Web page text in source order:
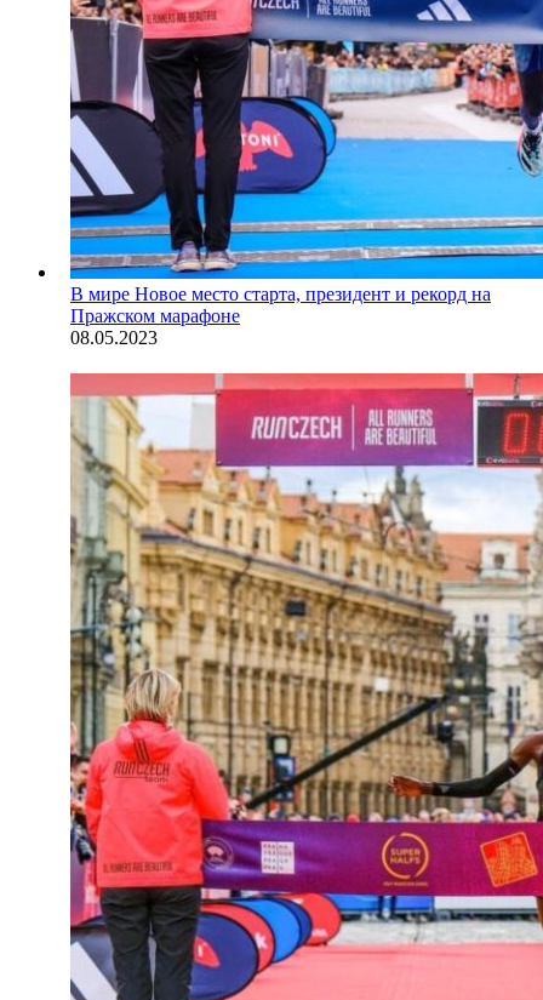
В мире Новое место старта, президент и рекорд на
Пражском марафоне
08.05.2023